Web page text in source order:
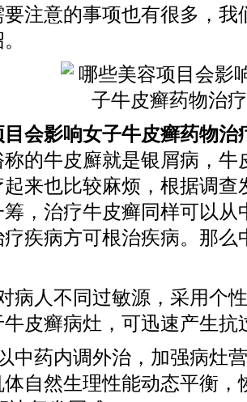
注意的事项也有很多，我
目会影响女子牛皮癣药物治
牛皮廯就是银屑病，牛
起来也比较麻烦，根据调查
筹，治疗牛皮癣同样可以从
疾病方可根治疾病。那么
人不同过敏源，采用个性
皮癣病灶，可迅速产生抗
药内调外治，加强病灶营
体自然生理性能动态平衡，